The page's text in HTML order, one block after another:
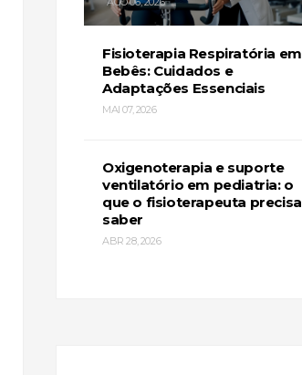
Fisioterapia Respiratória em
Bebês: Cuidados e
Adaptações Essenciais
MAI 07, 2026
Oxigenoterapia e suporte
ventilatório em pediatria: o
que o fisioterapeuta precisa
saber
ABR 28, 2026